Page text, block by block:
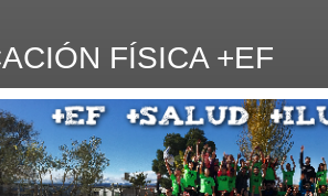
FÍSICA +EF